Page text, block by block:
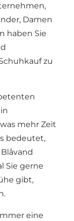
Damen
haben Sie
zu
mehr Zeit
bedeutet,
Sie gerne
gibt,
eine